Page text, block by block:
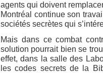
agents qui doivent
Montréal continue son
sociétés secrètes qui
Mais dans ce combat
solution pourrait bien se
effet, dans la salle des
les codes secrets de la